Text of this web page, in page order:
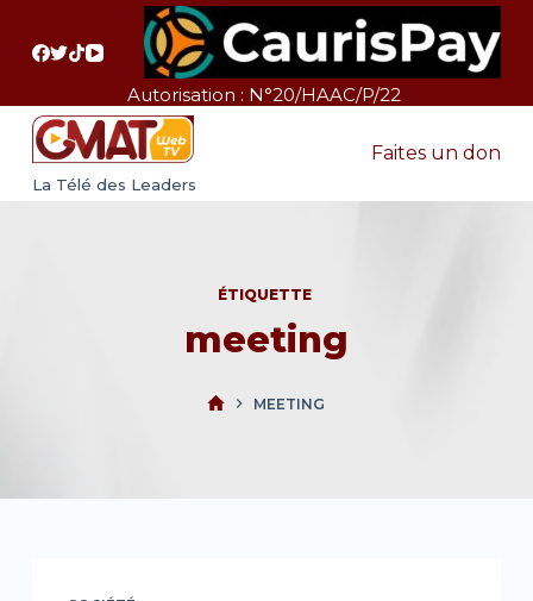
a
Autorisation : N°20/HAAC/P/22
La Télé des Leaders
Faites un don
ÉTIQUETTE
meeting
MEETING